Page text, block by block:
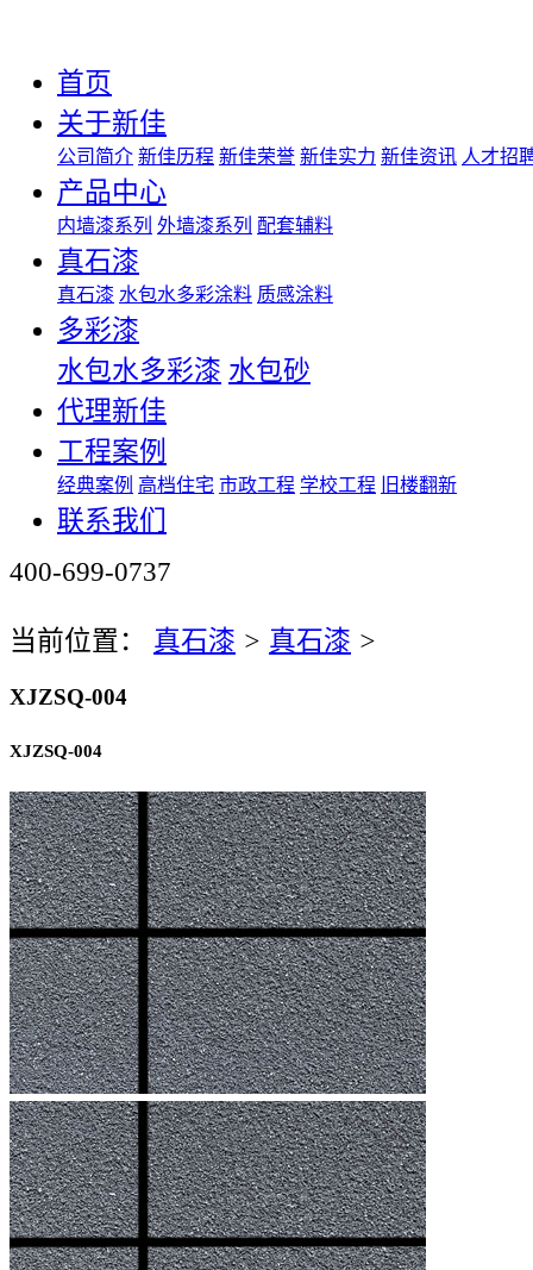
首页
关于新佳
公司简介 新佳历程 新佳荣誉 新佳实力 新佳资讯 人才招
产品中心
内墙漆系列 外墙漆系列 配套辅料
真石漆
真石漆 水包水多彩涂料 质感涂料
多彩漆
水包水多彩漆 水包砂
代理新佳
工程案例
经典案例 高档住宅 市政工程 学校工程 旧楼翻新
联系我们
400-699-0737
当前位置： 真石漆 > 真石漆 >
XJZSQ-004
XJZSQ-004